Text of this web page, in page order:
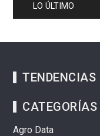
LO ÚLTIMO
TENDENCIAS
CATEGORÍAS
Agro Data